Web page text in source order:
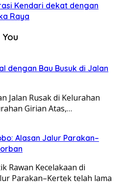
Kendari dekat dengan
Raya
dengan Bau Busuk di Jalan
Jalan Rusak di Kelurahan
Girian Atas,…
Alasan Jalur Parakan–
Rawan Kecelakaan di
Parakan–Kertek telah lama